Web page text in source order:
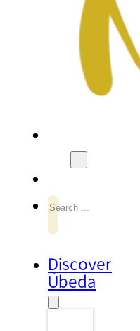
Search
Discover
Úbeda